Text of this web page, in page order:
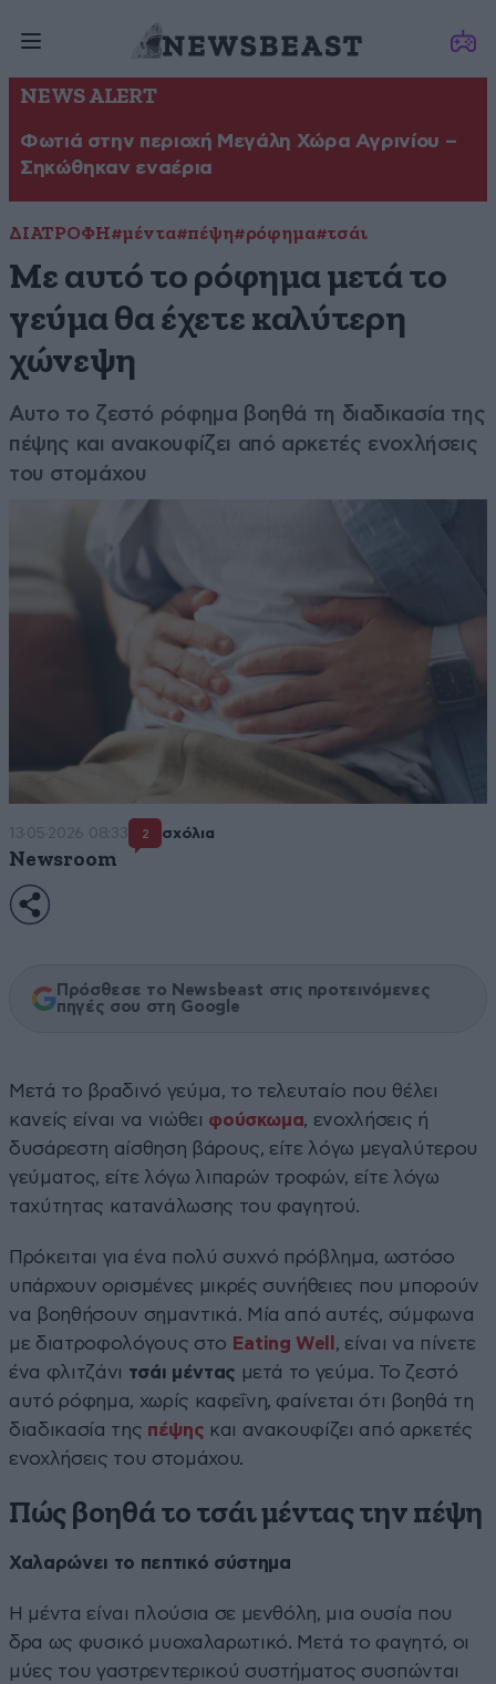
NEWS ALERT
Φωτιά στην περιοχή Μεγάλη Χώρα Αγρινίου –
Σηκώθηκαν εναέρια
ΔΙΑΤΡΟΦΗ#μέντα#πέψη#ρόφημα#τσάι
Με αυτό το ρόφημα μετά το
γεύμα θα έχετε καλύτερη
χώνεψη
Αυτο το ζεστό ρόφημα βοηθά τη διαδικασία της
πέψης και ανακουφίζει από αρκετές ενοχλήσεις
του στομάχου
13·05·2026 08:33 2 σχόλια
Newsroom
Πρόσθεσε το Newsbeast στις προτεινόμενες
πηγές σου στη Google
Μετά το βραδινό γεύμα, το τελευταίο που θέλει
κανείς είναι να νιώθει φούσκωμα, ενοχλήσεις ή
δυσάρεστη αίσθηση βάρους, είτε λόγω μεγαλύτερου
γεύματος, είτε λόγω λιπαρών τροφών, είτε λόγω
ταχύτητας κατανάλωσης του φαγητού.
Πρόκειται για ένα πολύ συχνό πρόβλημα, ωστόσο
υπάρχουν ορισμένες μικρές συνήθειες που μπορούν
να βοηθήσουν σημαντικά. Μία από αυτές, σύμφωνα
με διατροφολόγους στο Eating Well , είναι να πίνετε
ένα φλιτζάνι τσάι μέντας μετά το γεύμα. Το ζεστό
αυτό ρόφημα, χωρίς καφεΐνη, φαίνεται ότι βοηθά τη
διαδικασία της πέψης και ανακουφίζει από αρκετές
ενοχλήσεις του στομάχου.
Πώς βοηθά το τσάι μέντας την πέψη
Χαλαρώνει το πεπτικό σύστημα
Η μέντα είναι πλούσια σε μενθόλη, μια ουσία που
δρα ως φυσικό μυοχαλαρωτικό. Μετά το φαγητό, οι
μύες του γαστρεντερικού συστήματος συσπώνται